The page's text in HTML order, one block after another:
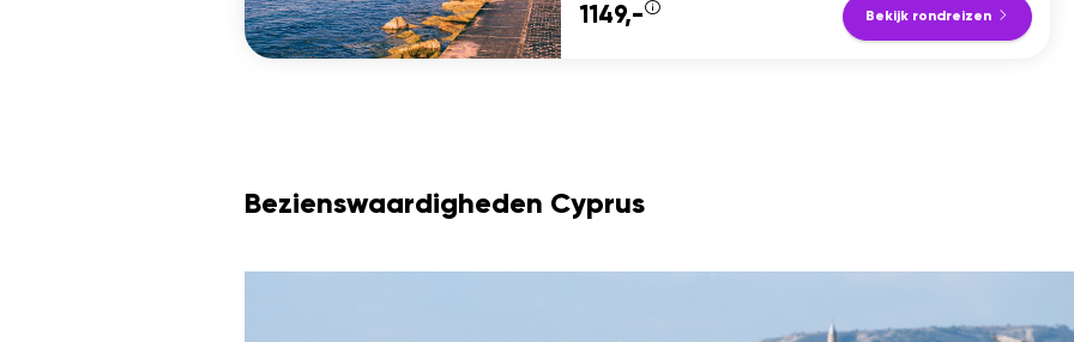
1149,- Bekijk rondreizen
Bezienswaardigheden Cyprus